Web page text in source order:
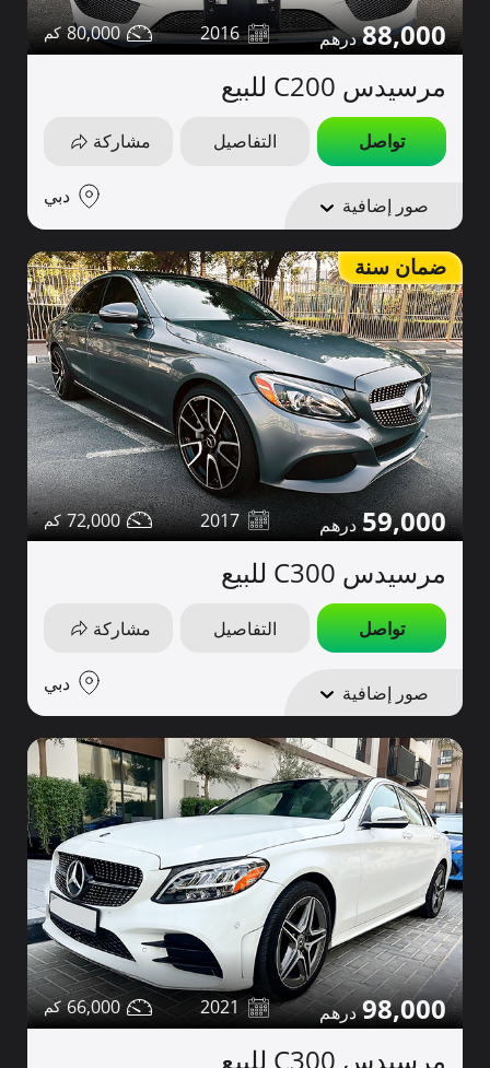
88,000
2016
80,000
مرسيدس C200 للبيع
تواصل التفاصيل مشاركة
صور إضافية دبي
ضمان سنة
59,000
2017
72,000
مرسيدس C300 للبيع
تواصل التفاصيل مشاركة
صور إضافية دبي
98,000
2021
66,000
مرسيدس C300 للبيع